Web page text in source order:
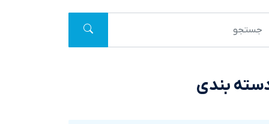
بندی